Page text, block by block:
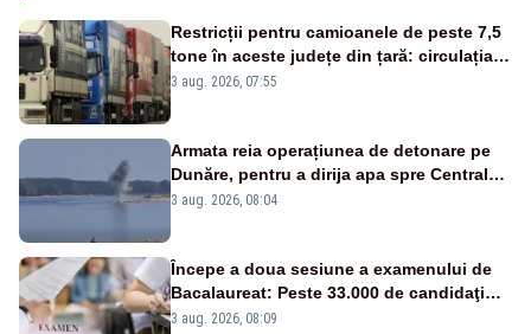
Restricții pentru camioanele de peste 7,5
tone în aceste județe din țară: circulația
este interzisă luni, între orele 12:00 și
3 aug. 2026, 07:55
Armata reia operațiunea de detonare pe
Dunăre, pentru a dirija apa spre Centrala
Cernavodă
3 aug. 2026, 08:04
Începe a doua sesiune a examenului de
Bacalaureat: Peste 33.000 de candidaţi
înscrişi
3 aug. 2026, 08:09